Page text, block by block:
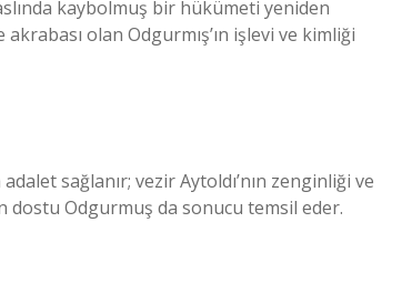
kaybolmuş bir hükümeti yeniden
olan Odgurmış’ın işlevi ve kimliği
sağlanır; vezir Aytoldı’nın zenginliği ve
dostu Odgurmuş da sonucu temsil eder.